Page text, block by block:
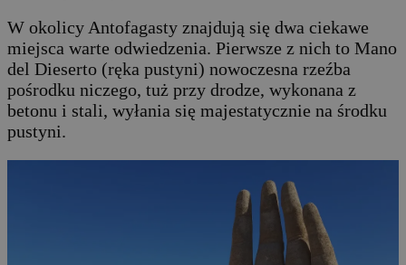
W okolicy Antofagasty znajdują się dwa ciekawe
miejsca warte odwiedzenia. Pierwsze z nich to Mano
del Dieserto (ręka pustyni) nowoczesna rzeźba
pośrodku niczego, tuż przy drodze, wykonana z
betonu i stali, wyłania się majestatycznie na środku
pustyni.